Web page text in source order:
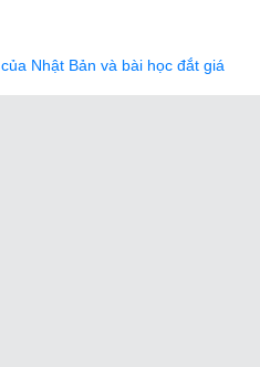
đắt giá • Bẫy Tài Chính